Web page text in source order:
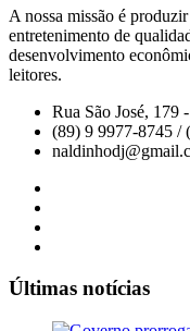
A nossa missão é
entretenimento de
desenvolvimento
leitores.
Rua São José, 179
(89) 9 9977-8745 /
Últimas notícias